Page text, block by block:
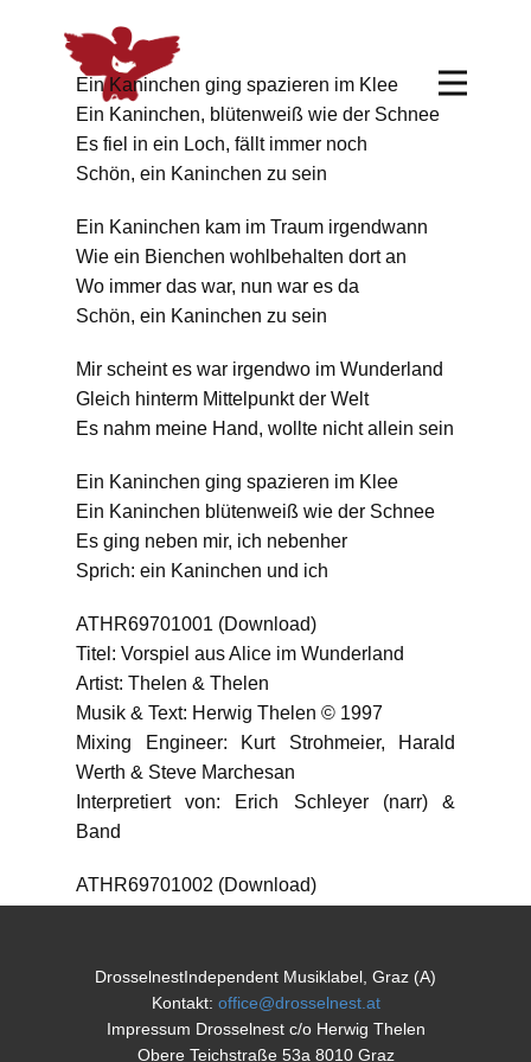
Ein Kaninchen ging spazieren im Klee
Ein Kaninchen, blütenweiß wie der Schnee
Es fiel in ein Loch, fällt immer noch
Schön, ein Kaninchen zu sein
Ein Kaninchen kam im Traum irgendwann
Wie ein Bienchen wohlbehalten dort an
Wo immer das war, nun war es da
Schön, ein Kaninchen zu sein
Mir scheint es war irgendwo im Wunderland
Gleich hinterm Mittelpunkt der Welt
Es nahm meine Hand, wollte nicht allein sein
Ein Kaninchen ging spazieren im Klee
Ein Kaninchen blütenweiß wie der Schnee
Es ging neben mir, ich nebenher
Sprich: ein Kaninchen und ich
ATHR69701001 (Download)
Titel: Vorspiel aus Alice im Wunderland
Artist: Thelen & Thelen
Musik & Text: Herwig Thelen © 1997
Mixing Engineer: Kurt Strohmeier, Harald
Werth & Steve Marchesan
Interpretiert von: Erich Schleyer (narr) &
Band
ATHR69701002 (Download)
Musik & Text: Herwig Thelen © 1997
Mixing Engineer: Kurt Strohmeier, Harald
Werth & Steve Marchesan
DrosselnestIndependent Musiklabel, Graz (A)
Kontakt: office@drosselnest.at
Impressum Drosselnest c/o Herwig Thelen
Obere Teichstraße 53a 8010 Graz